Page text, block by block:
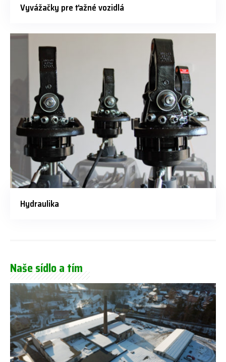
Vyvážačky pre ťažné vozidlá
Hydraulika
Naše sídlo a tím